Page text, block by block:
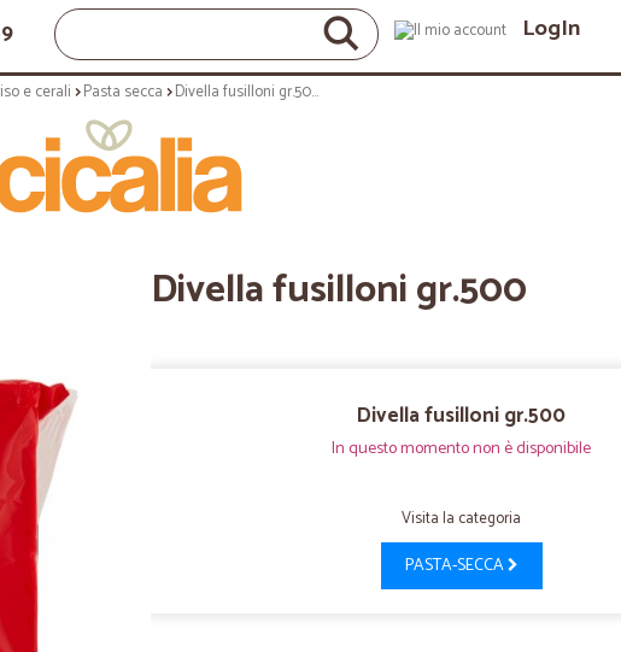
LogIn
e cerali Pasta secca Divella fusilloni gr.500
Divella fusilloni gr.500
Divella fusilloni gr.500
In questo momento non è disponibile
Visita la categoria
PASTA-SECCA